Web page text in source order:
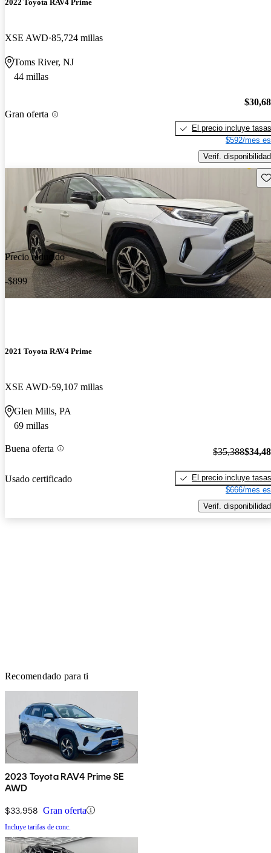
2022 Toyota RAV4 Prime
XSE AWD 85,724 millas
Toms River, NJ
44 millas
Gran oferta
El precio incluye tasas
$592/mes
Verif. disponibilidad
Precio reducido
-$899
2021 Toyota RAV4 Prime
XSE AWD 59,107 millas
Glen Mills, PA
69 millas
Buena oferta
Usado certificado
$35,388
El precio incluye tasas
$666/mes
Verif. disponibilidad
Recomendado para ti
2023 Toyota RAV4 Prime SE
AWD
$33,958 Gran oferta
Incluye tarifas de conc.